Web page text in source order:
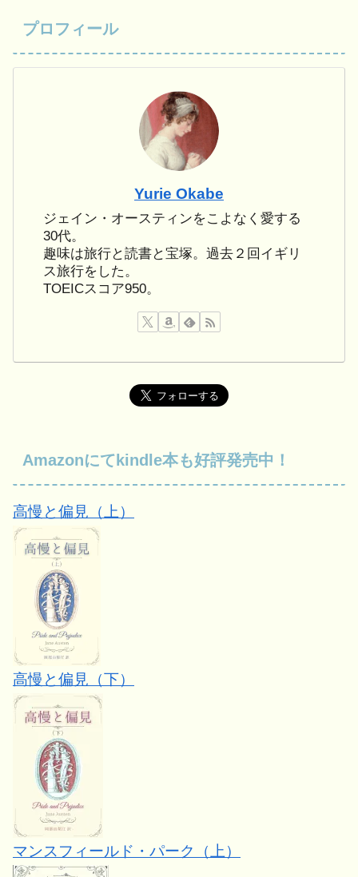
プロフィール
Yurie Okabe
ジェイン・オースティンをこよなく愛する
30代。
趣味は旅行と読書と宝塚。過去２回イギリ
ス旅行をした。
TOEICスコア950。
Amazonにてkindle本も好評発売中！
高慢と偏見（上）
高慢と偏見（下）
マンスフィールド・パーク（上）